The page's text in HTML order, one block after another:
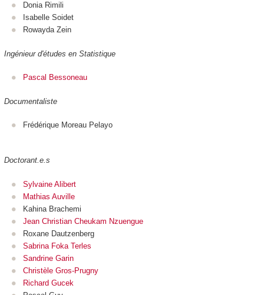
Donia Rimili
Isabelle Soidet
Rowayda Zein
Ingénieur d'études en Statistique
Pascal Bessoneau
Documentaliste
Frédérique Moreau Pelayo
Doctorant.e.s
Sylvaine Alibert
Mathias Auville
Kahina Brachemi
Jean Christian Cheukam Nzuengue
Roxane Dautzenberg
Sabrina Foka Terles
Sandrine Garin
Christèle Gros-Prugny
Richard Gucek